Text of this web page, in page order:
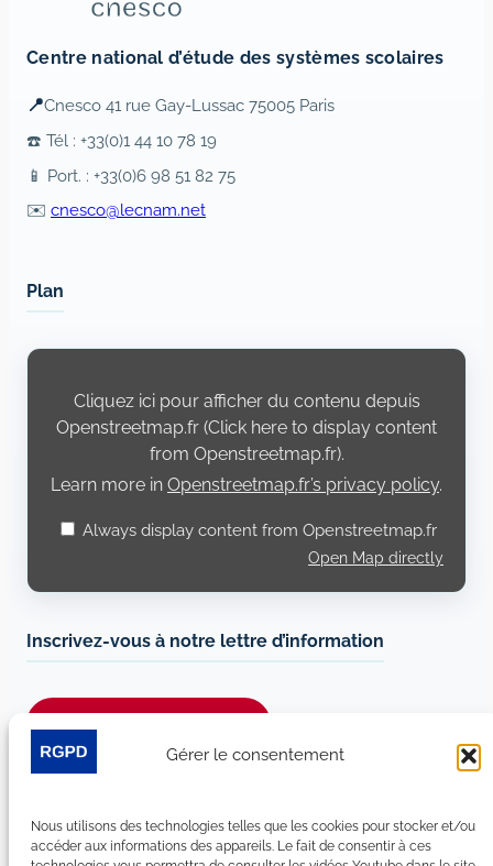
Gérer le consentement
Nous utilisons des technologies telles que les cookies pour stocker et/ou
accéder aux informations des appareils. Le fait de consentir à ces
Centre national d’étude des systèmes scolaires
📍Cnesco 41 rue Gay-Lussac 75005 Paris
☎️ Tél : +33(0)1 44 10 78 19
📱 Port. : +33(0)6 98 51 82 75
✉️ cnesco@lecnam.net
Plan
Display
Openstreetmap.fr
Cliquez ici pour afficher du contenu depuis
Openstreetmap.fr (Click here to display content
from Openstreetmap.fr).
Learn more in Openstreetmap.fr’s privacy policy.
Always display content from Openstreetmap.fr
Open Map directly
Inscrivez-vous à notre lettre d’information
LinkedIn
YouTube
Facebook
Bluesky